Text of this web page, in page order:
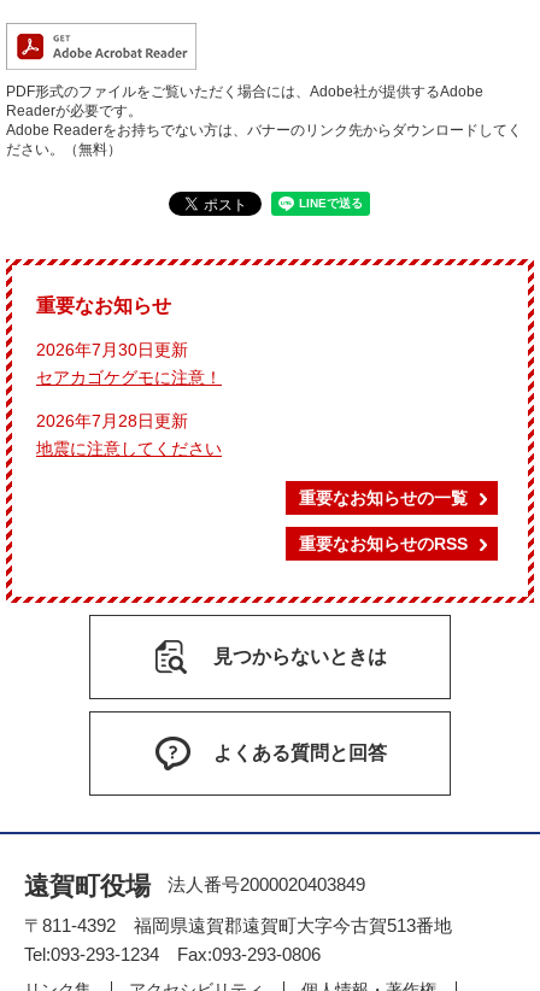
PDF形式のファイルをご覧いただく場合には、Adobe社が提供するAdobe
Readerが必要です。
Adobe Readerをお持ちでない方は、バナーのリンク先からダウンロードしてく
ださい。（無料）
重要なお知らせ
2026年7月30日更新
セアカゴケグモに注意！
2026年7月28日更新
地震に注意してください
重要なお知らせの一覧
重要なお知らせのRSS
見つからないときは
よくある質問と回答
遠賀町役場
法人番号2000020403849
〒811-4392 福岡県遠賀郡遠賀町大字今古賀513番地
Tel:093-293-1234 Fax:093-293-0806